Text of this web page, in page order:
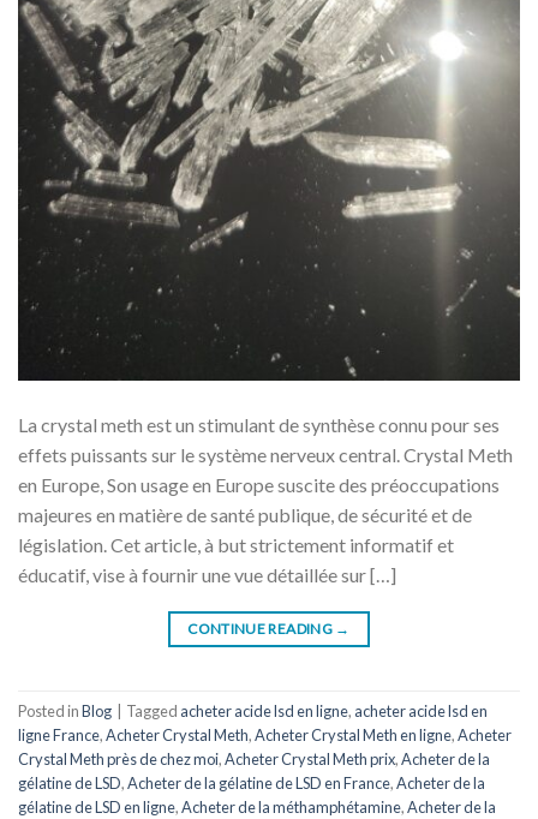
La crystal meth est un stimulant de synthèse connu pour ses
effets puissants sur le système nerveux central. Crystal Meth
en Europe, Son usage en Europe suscite des préoccupations
majeures en matière de santé publique, de sécurité et de
législation. Cet article, à but strictement informatif et
éducatif, vise à fournir une vue détaillée sur […]
CONTINUE READING →
Posted inBlog Tagged acheter acide lsd en ligne, acheter acide lsd en
ligne France,Acheter Crystal Meth,Acheter Crystal Meth en ligne,Acheter
Crystal Meth près de chez moi,Acheter Crystal Meth prix,Acheter de la
gélatine de LSD,Acheter de la gélatine de LSD en France,Acheter de la
gélatine de LSD en ligne,Acheter de la méthamphétamine,Acheter de la